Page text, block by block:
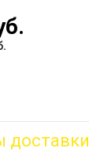
доставки